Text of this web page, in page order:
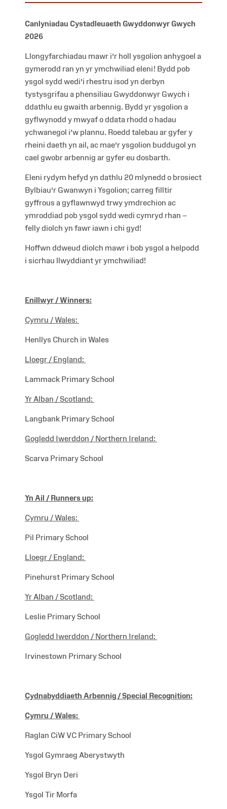
Canlyniadau Cystadleuaeth Gwyddonwyr Gwych
2026
Llongyfarchiadau mawr i’r holl ysgolion anhygoel a
gymerodd ran yn yr ymchwiliad eleni! Bydd pob
ysgol sydd wedi’i rhestru isod yn derbyn
tystysgrifau a phensiliau Gwyddonwyr Gwych i
ddathlu eu gwaith arbennig. Bydd yr ysgolion a
gyflwynodd y mwyaf o ddata rhodd o hadau
ychwanegol i’w plannu. Roedd talebau ar gyfer y
rheini daeth yn ail, ac mae’r ysgolion buddugol yn
cael gwobr arbennig ar gyfer eu dosbarth.
Eleni rydym hefyd yn dathlu 20 mlynedd o brosiect
Bylbiau’r Gwanwyn i Ysgolion; carreg filltir
gyffrous a gyflawnwyd trwy ymdrechion ac
ymroddiad pob ysgol sydd wedi cymryd rhan –
felly diolch yn fawr iawn i chi gyd!
Hoffwn ddweud diolch mawr i bob ysgol a helpodd
i sicrhau llwyddiant yr ymchwiliad!
Enillwyr / Winners:
Cymru / Wales:
Henllys Church in Wales
Lloegr / England:
Lammack Primary School
Yr Alban /Scotland:
Langbank Primary School
Gogledd Iwerddon / Northern Ireland:
Scarva Primary School
Yn Ail / Runners up:
Cymru / Wales:
Pil Primary School
Lloegr / England:
Pinehurst Primary School
Yr Alban /Scotland:
Leslie Primary School
Gogledd Iwerddon / Northern Ireland:
Irvinestown Primary School
Cydnabyddiaeth Arbennig / Special Recognition:
Cymru / Wales:
Raglan CiW VC Primary School
Ysgol Gymraeg Aberystwyth
Ysgol Bryn Deri
Ysgol Tir Morfa